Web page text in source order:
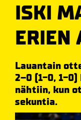
ISKI
ERIEN
Lauantain
2–0 (1-0, 1-0)
nähtiin, kun
sekuntia.